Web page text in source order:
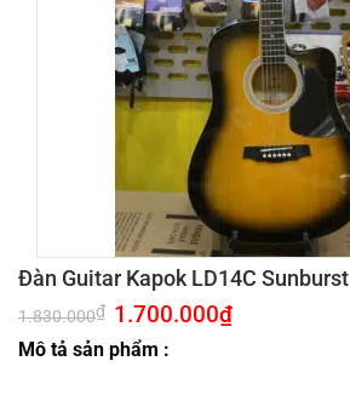
Đàn Guitar Kapok LD14C Sunburst
1.830.000₫ Giá
gốc
là:
1.830.000₫.
1.700.000₫Giá
Mô tả sản phẩm :